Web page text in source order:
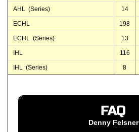
AHL (Series) 14
ECHL 198
ECHL (Series) 13
IHL 116
IHL (Series) 8
FAQ
Denny Felsner